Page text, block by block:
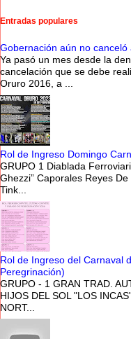
Entradas populares
Gobernación aún no
Ya pasó un mes desde la
cancelación que se debe
Oruro 2016, a ...
Rol de Ingreso Domingo
GRUPO 1 Diablada
Ghezzi” Caporales
Tink...
Rol de Ingreso del Carnaval
Peregrinación)
GRUPO - 1 GRAN TRAD.
HIJOS DEL SOL "LOS
NORT...